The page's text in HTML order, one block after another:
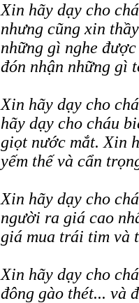
Xin hãy dạy cho
nhưng cũng xin
những gì nghe
đón nhận những gì
Xin hãy dạy cho
hãy dạy cho cháu
giọt nước mắt. Xin
yếm thế và cẩn
Xin hãy dạy cho
người ra giá cao
giá mua trái tim và
Xin hãy dạy cho
đông gào thét... và